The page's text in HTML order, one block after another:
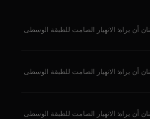
أن يراه: الانهيار الصامت للطبقة الوسطى
أن يراه: الانهيار الصامت للطبقة الوسطى
أن يراه: الانهيار الصامت للطبقة الوسطى